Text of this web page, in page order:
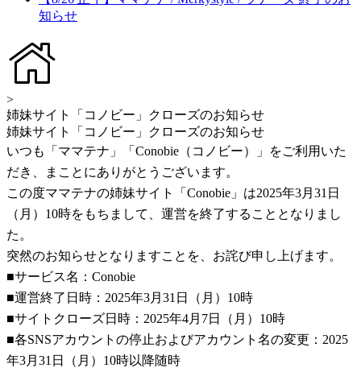
知らせ
>
姉妹サイト「コノビー」クローズのお知らせ
姉妹サイト「コノビー」クローズのお知らせ
いつも「ママテナ」「Conobie（コノビー）」をご利用いた
だき、まことにありがとうございます。
この度ママテナの姉妹サイト「Conobie」は2025年3月31日
（月）10時をもちまして、運営を終了することとなりまし
た。
突然のお知らせとなりますことを、お詫び申し上げます。
■サービス名：Conobie
■運営終了日時：2025年3月31日（月）10時
■サイトクローズ日時：2025年4月7日（月）10時
■各SNSアカウントの停止およびアカウント名の変更：2025
年3月31日（月）10時以降随時